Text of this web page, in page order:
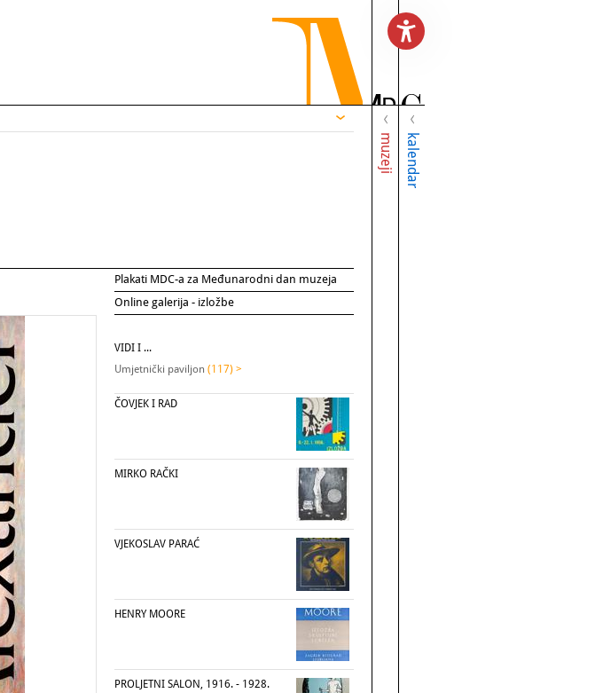
muzeji kalendar
Plakati MDC-a za Međunarodni dan muzeja
Online galerija - izložbe
VIDI I ...
Umjetnički paviljon (117) >
ČOVJEK I RAD
MIRKO RAČKI
VJEKOSLAV PARAĆ
HENRY MOORE
PROLJETNI SALON, 1916. - 1928.